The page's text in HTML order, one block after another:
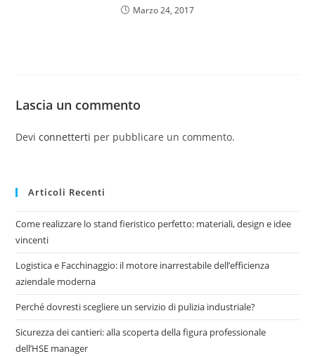
Marzo 24, 2017
Lascia un commento
Deviconnetterti per pubblicare un commento.
Articoli Recenti
Come realizzare lo stand fieristico perfetto: materiali, design e idee
vincenti
Logistica e Facchinaggio: il motore inarrestabile dell’efficienza
aziendale moderna
Perché dovresti scegliere un servizio di pulizia industriale?
Sicurezza dei cantieri: alla scoperta della figura professionale
dell’HSE manager